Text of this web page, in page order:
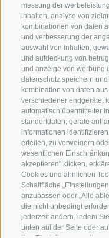
messung der
inhalten, analyse von
kombinationen von daten
und verbesserung der
auswahl von inhalten,
und aufdeckung von
und anzeige von werbung
datenschutz speichern
kombination von daten
verschiedener endgeräte,
automatisch übermittelter
standortdaten, geräte
informationen
erteilen, zu verweigern
wesentlichen
akzeptieren" klicken,
Cookies und ähnlichen
Schaltfläche
anzupassen oder „Alle
die nicht unbedingt
jederzeit ändern, indem
unten auf der Seite oder
A. WEGER
Universitäts-
Weißenturmgasse
I-39042 Brixen (BZ)
UID
Tel.:+39 0472
info@weger.bz.it
Druckerei A. Weger
Tel.:+39 0472 837
Impressum
Cookie-Richtlinie
Privacy